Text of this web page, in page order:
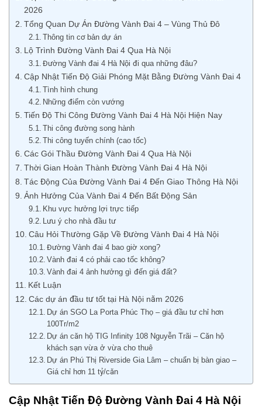
2026
Tổng Quan Dự Án Đường Vành Đai 4 – Vùng Thủ Đô
Thông tin cơ bản dự án
Lộ Trình Đường Vành Đai 4 Qua Hà Nội
Đường Vành đai 4 Hà Nội đi qua những đâu?
Cập Nhật Tiến Độ Giải Phóng Mặt Bằng Đường Vành Đai 4
Tình hình chung
Những điểm còn vướng
Tiến Độ Thi Công Đường Vành Đai 4 Hà Nội Hiện Nay
Thi công đường song hành
Thi công tuyến chính (cao tốc)
Các Gói Thầu Đường Vành Đai 4 Qua Hà Nội
Thời Gian Hoàn Thành Đường Vành Đai 4 Hà Nội
Tác Động Của Đường Vành Đai 4 Đến Giao Thông Hà Nội
Ảnh Hưởng Của Vành Đai 4 Đến Bất Động Sản
Khu vực hưởng lợi trực tiếp
Lưu ý cho nhà đầu tư
Câu Hỏi Thường Gặp Về Đường Vành Đai 4 Hà Nội
Đường Vành đai 4 bao giờ xong?
Vành đai 4 có phải cao tốc không?
Vành đai 4 ảnh hưởng gì đến giá đất?
Kết Luận
Các dự án đầu tư tốt tại Hà Nội năm 2026
Dự án SGO La Porta Phúc Thọ – giá đầu tư chỉ hơn
100Tr/m2
Dự án căn hộ TIG Infinity 108 Nguyễn Trãi – Căn hộ
khách sạn vừa ở vừa cho thuê
Dự án Phú Thị Riverside Gia Lâm – chuẩn bị bàn giao –
Giá chỉ hơn 11 tỷ/căn
Cập Nhật Tiến Độ Đường Vành Đai 4 Hà Nội